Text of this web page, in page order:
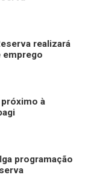
realizará
emprego
próximo à
programação